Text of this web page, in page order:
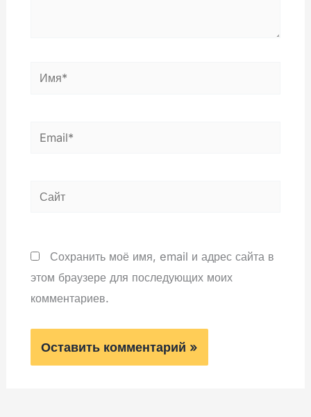
Имя*
Email*
Сайт
Сохранить моё имя, email и адрес сайта в
этом браузере для последующих моих
комментариев.